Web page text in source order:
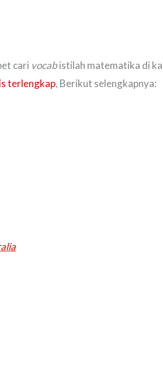
cari vocabistilah matematika di
terlengkap, Berikut selengkapnya: